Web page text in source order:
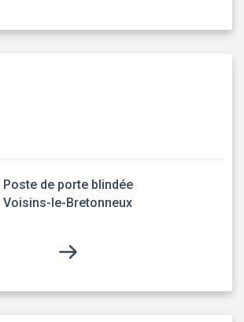
Poste de porte blindée
Voisins-le-Bretonneux